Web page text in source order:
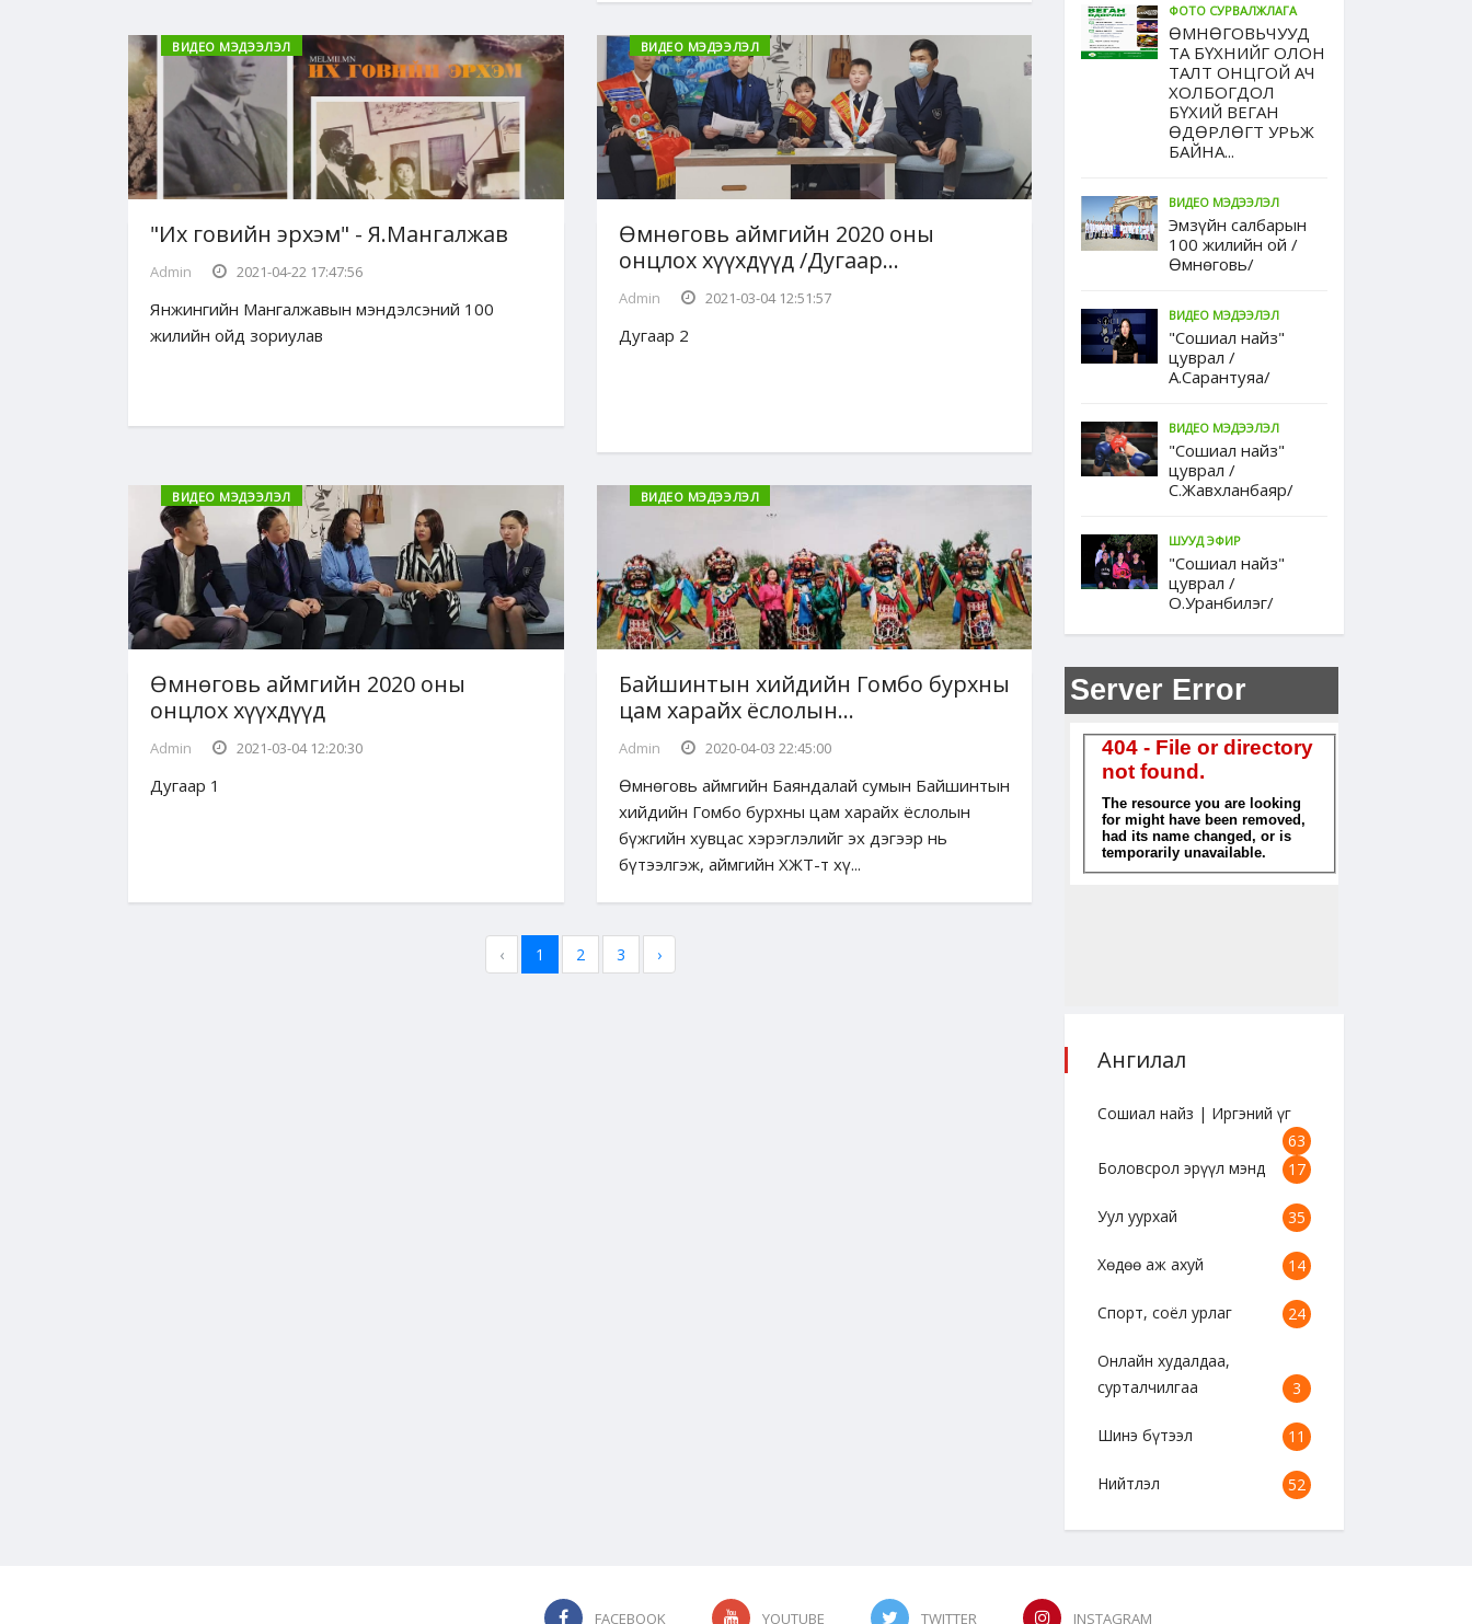
ВИДЕО МЭДЭЭЛЭЛ
"Их говийн эрхэм" - Я.Мангалжав
Admin 2021-04-22 17:47:56
Янжингийн Мангалжавын мэндэлсэний 100
жилийн ойд зориулав
ВИДЕО МЭДЭЭЛЭЛ
Өмнөговь аймгийн 2020 оны
онцлох хүүхдүүд /Дугаар...
Admin 2021-03-04 12:51:57
Дугаар 2
ВИДЕО МЭДЭЭЛЭЛ
Өмнөговь аймгийн 2020 оны
онцлох хүүхдүүд
Admin 2021-03-04 12:20:30
Дугаар 1
ВИДЕО МЭДЭЭЛЭЛ
Байшинтын хийдийн Гомбо бурхны
цам харайх ёслолын...
Admin 2020-04-03 22:45:00
Өмнөговь аймгийн Баяндалай сумын Байшинтын
хийдийн Гомбо бурхны цам харайх ёслолын
бүжгийн хувцас хэрэглэлийг эх дэгээр нь
бүтээлгэж, аймгийн ХЖТ-т хү...
‹ 1 2 3 ›
ФОТО СУРВАЛЖЛАГА
ӨМНӨГОВЬЧУУД
ТА БҮХНИЙГ ОЛОН
ТАЛТ ОНЦГОЙ АЧ
ХОЛБОГДОЛ
БҮХИЙ ВЕГАН
ӨДӨРЛӨГТ УРЬЖ
БАЙНА...
ВИДЕО МЭДЭЭЛЭЛ
Эмзүйн салбарын
100 жилийн ой /
Өмнөговь/
ВИДЕО МЭДЭЭЛЭЛ
"Сошиал найз"
цуврал /
А.Сарантуяа/
ВИДЕО МЭДЭЭЛЭЛ
"Сошиал найз"
цуврал /
С.Жавхланбаяр/
ШУУД ЭФИР
"Сошиал найз"
цуврал /
О.Уранбилэг/
Ангилал
Сошиал найз | Иргэний үг
63
Боловсрол эрүүл мэнд
17
Уул уурхай 35
Хөдөө аж ахуй 14
Спорт, соёл урлаг 24
Онлайн худалдаа,
сурталчилгаа
3
Шинэ бүтээл 11
Нийтлэл 52
FACEBOOK YOUTUBE TWITTER INSTAGRAM